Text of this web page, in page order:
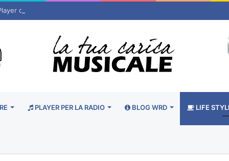
d’Autore
PLAYER PER LA RADIO BLOG WRD LIFE